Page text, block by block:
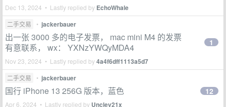
Dec 13, 2024 • Lastly replied by EchoWhale
二手交易 • jackerbauer
出一张 3000 多的电子发票， mac mini M4 的发票
有意联系， wx： YXNzYWQyMDA4
Nov 23, 2024 • Lastly replied by4a4f6dff1113a5d7
1
二手交易 • jackerbauer
国行 iPhone 13 256G 版本，蓝色
Apr 6, 2024 • Lastly replied by Unclev21x
12